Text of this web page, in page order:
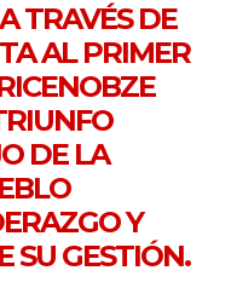
TRAVÉS DE
AL PRIMER
DE LA
Y
SU GESTIÓN.